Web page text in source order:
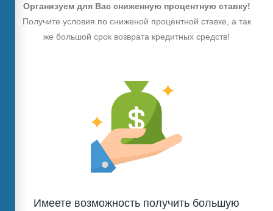
Организуем для Вас сниженную процентную ставку!
Получите условия по сниженой процентной ставке, а так
же большой срок возврата кредитных средств!
Имеете возможность получить большую